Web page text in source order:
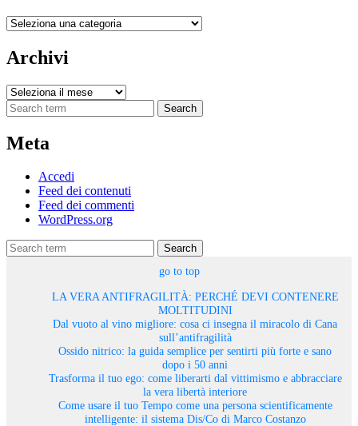
Categorie
Archivi
Archivi
Search
Meta
Accedi
Feed dei contenuti
Feed dei commenti
WordPress.org
Search
go to top
LA VERA ANTIFRAGILITÀ: PERCHÉ DEVI CONTENERE
MOLTITUDINI
Dal vuoto al vino migliore: cosa ci insegna il miracolo di Cana
sull’antifragilità
Ossido nitrico: la guida semplice per sentirti più forte e sano
dopo i 50 anni
Trasforma il tuo ego: come liberarti dal vittimismo e abbracciare
la vera libertà interiore
Come usare il tuo Tempo come una persona scientificamente
intelligente: il sistema Dis/Co di Marco Costanzo